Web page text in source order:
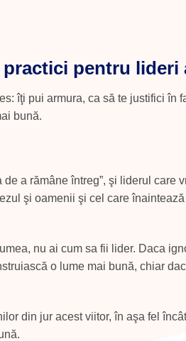
pentru lideri
îţi pui armura, ca să te justifici în
bună.
a rămâne întreg”, şi liderul care
şi oamenii şi cel care
nu ai cum sa fii lider. Daca
o lume mai bună, chiar
din jur acest viitor, în aşa fel